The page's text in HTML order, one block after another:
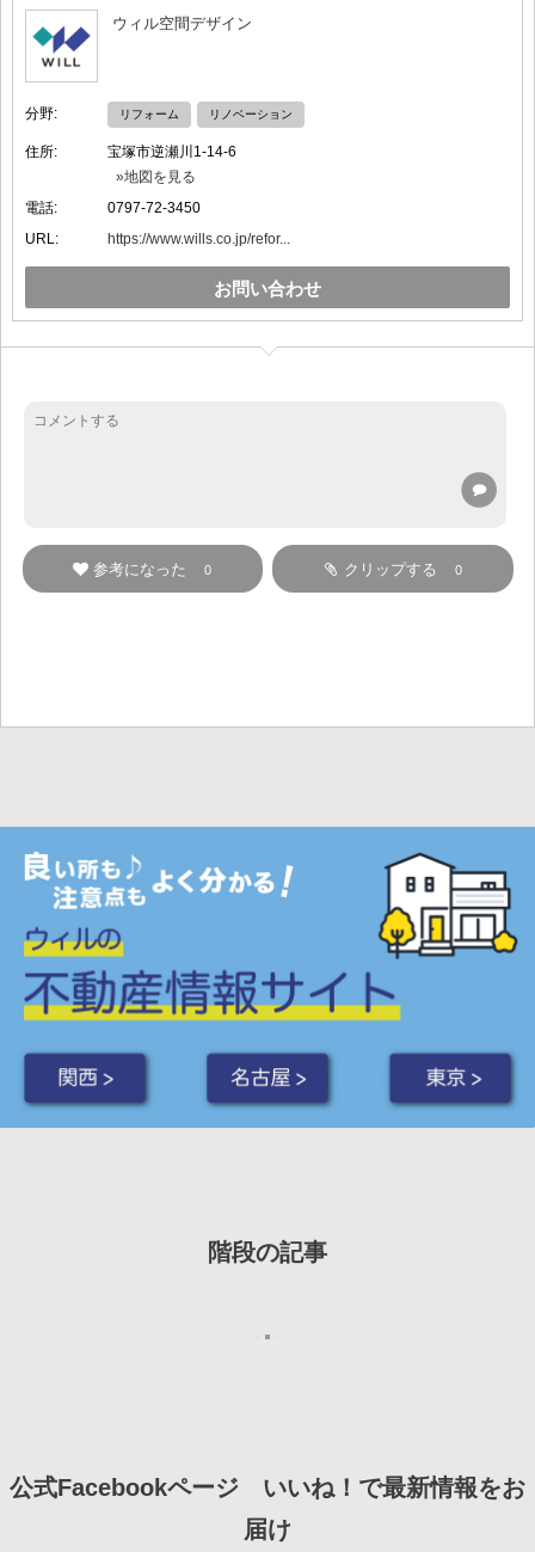
ウィル空間デザイン
分野: リフォーム リノベーション
住所:
宝塚市逆瀬川1-14-6
»地図を見る
電話:
0797-72-3450
URL:
https://www.wills.co.jp/refor...
お問い合わせ
クリップする 0
参考になった 0
関西 > 名古屋 > 東京 >
階段の記事
公式Facebookページ いいね！で最新情報をお
届け